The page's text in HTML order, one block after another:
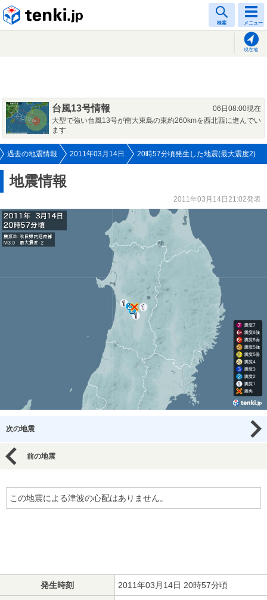
検索 メニュー
現在地
台風13号情報
06日08:00現在
大型で強い台風13号が南大東島の東約260kmを西北西に進んでい
ます
過去の地震情報 2011年03月14日 20時57分頃発生した地震(最大震度2)
地震情報
2011年03月14日21:02発表
次の地震
前の地震
この地震による津波の心配はありません。
発生時刻 2011年03月14日 20時57分頃